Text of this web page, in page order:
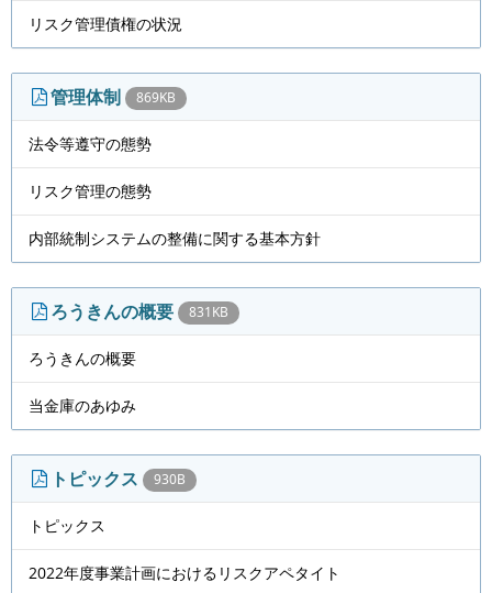
リスク管理債権の状況
管理体制 869KB
法令等遵守の態勢
リスク管理の態勢
内部統制システムの整備に関する基本方針
ろうきんの概要 831KB
ろうきんの概要
当金庫のあゆみ
トピックス 930B
トピックス
2022年度事業計画におけるリスクアペタイト